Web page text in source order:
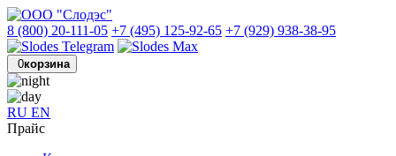
8 (800) 20-111-05 +7 (495) 125-92-65 +7 (929) 938-38-95
0корзина
RU EN
Прайс